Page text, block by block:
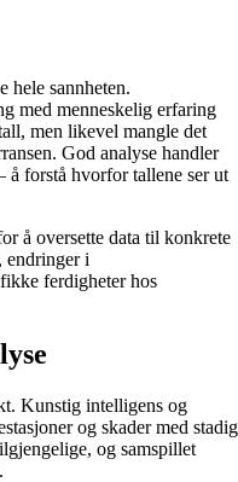
hele sannheten.
med menneskelig erfaring
men likevel mangle det
God analyse handler
å forstå hvorfor tallene ser ut
å oversette data til konkrete
i
ferdigheter hos
Kunstig intelligens og
og skader med stadig
og samspillet